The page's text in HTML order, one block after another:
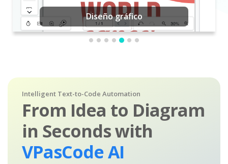
Diseño gráfico
Intelligent Text-to-Code Automation
From Idea to Diagram
in Seconds with
VPasCode AI